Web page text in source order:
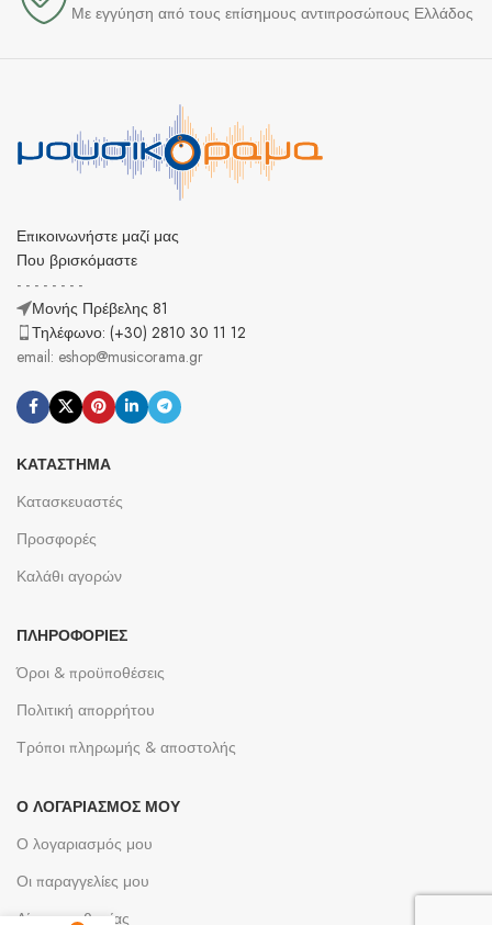
Με εγγύηση από τους επίσημους αντιπροσώπους Ελλάδος
Επικοινωνήστε μαζί μας
Που βρισκόμαστε
- - - - - - - -
Μονής Πρέβελης 81
Τηλέφωνο: (+30) 2810 30 11 12
email: eshop@musicorama.gr
ΚΑΤΆΣΤΗΜΑ
Κατασκευαστές
Προσφορές
Καλάθι αγορών
ΠΛΗΡΟΦΟΡΊΕΣ
Όροι & προϋποθέσεις
Πολιτική απορρήτου
Τρόποι πληρωμής & αποστολής
Ο ΛΟΓΑΡΙΑΣΜΌΣ ΜΟΥ
Ο λογαριασμός μου
Οι παραγγελίες μου
Λίστες επιθυμίας